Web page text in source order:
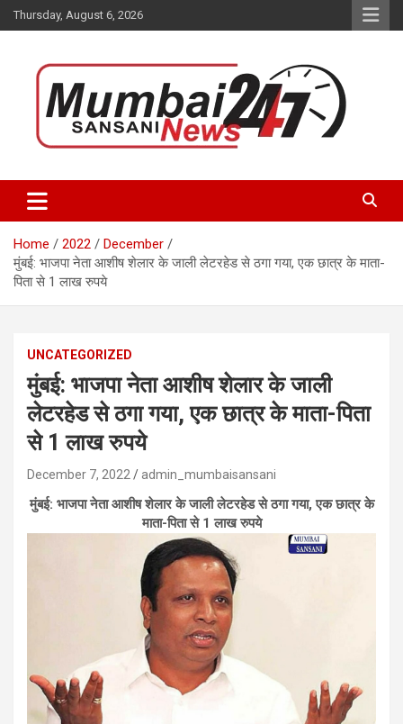
Skip
to
Thursday, August 6, 2026
Mumbai Sansani
time updates on recent news around the World.
Home 2022
December
मुंबई: भाजपा नेता आशीष शेलार के जाली लेटरहेड से ठगा गया, एक छात्र के माता-
पिता से 1 लाख रुपये
UNCATEGORIZED
मुंबई: भाजपा नेता आशीष शेलार के जाली
लेटरहेड से ठगा गया, एक छात्र के माता-पिता
से 1 लाख रुपये
December 7, 2022 admin_mumbaisansani
मुंबई: भाजपा नेता आशीष शेलार के जाली लेटरहेड से ठगा गया, एक छात्र के
माता-पिता से 1 लाख रुपये